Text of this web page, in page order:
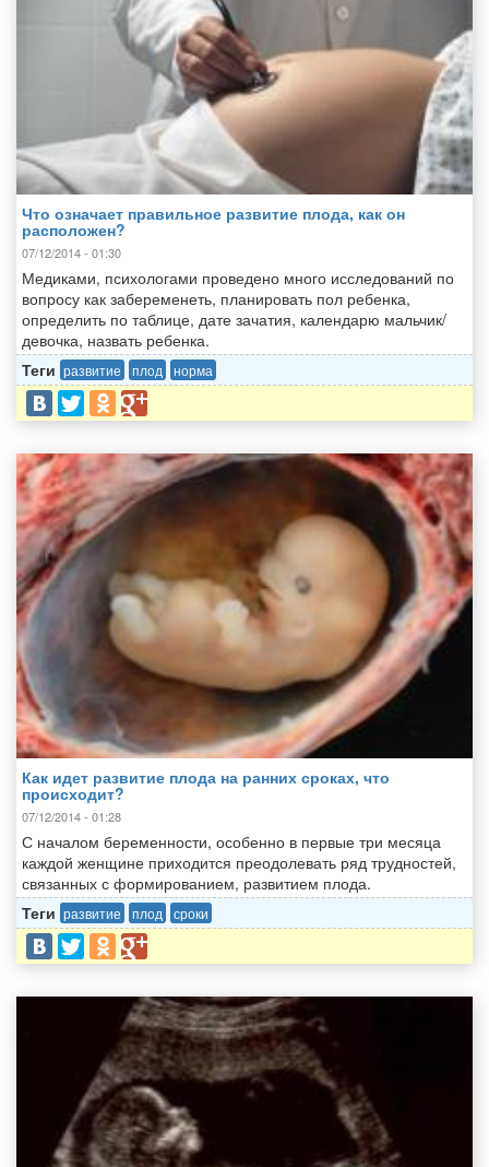
Что означает правильное развитие плода, как он
расположен?
07/12/2014 - 01:30
Медиками, психологами проведено много исследований по
вопросу как забеременеть, планировать пол ребенка,
определить по таблице, дате зачатия, календарю мальчик/
девочка, назвать ребенка.
Теги развитие плод норма
Как идет развитие плода на ранних сроках, что
происходит?
07/12/2014 - 01:28
С началом беременности, особенно в первые три месяца
каждой женщине приходится преодолевать ряд трудностей,
связанных с формированием, развитием плода.
Теги развитие плод сроки